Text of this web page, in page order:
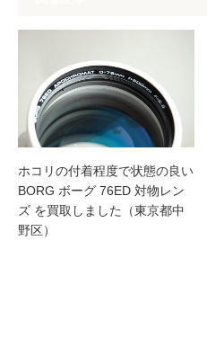
ホコリの付着程度で状態の良い
BORG ボーグ 76ED 対物レン
ズ を買取しました（東京都中
野区）